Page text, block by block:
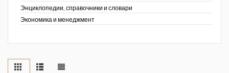
Энциклопедии, справочники и словари
Экономика и менеджмент